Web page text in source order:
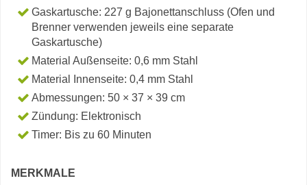
Gaskartusche: 227 g Bajonettanschluss (Ofen und
Brenner verwenden jeweils eine separate
Gaskartusche)
Material Außenseite: 0,6 mm Stahl
Material Innenseite: 0,4 mm Stahl
Abmessungen: 50 × 37 × 39 cm
Zündung: Elektronisch
Timer: Bis zu 60 Minuten
MERKMALE